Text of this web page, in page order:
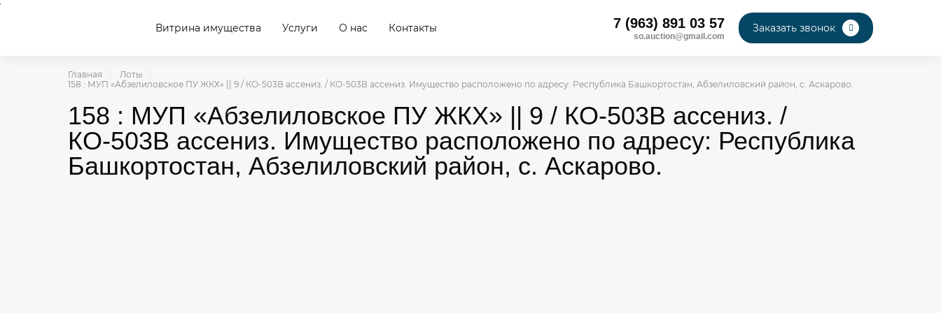
Витрина имущества Услуги О нас Контакты 7 (963) 891 03 57
so.auction@gmail.com
Заказать звонок
Главная
Лоты
158 : МУП «Абзелиловское ПУ ЖКХ» || 9 / КО-503В ассениз. / КО-503В ассениз. Имущество расположено по адресу: Республика Башкортостан, Абзелиловский район, с. Аскарово.
158 : МУП «Абзелиловское ПУ ЖКХ» || 9 / КО-503В ассениз. /
КО-503В ассениз. Имущество расположено по адресу: Республика
Башкортостан, Абзелиловский район, с. Аскарово.